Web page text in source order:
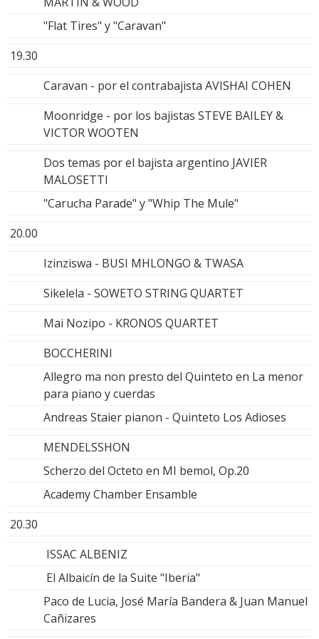
"Flat Tires" y "Caravan"
19.30
Caravan - por el contrabajista AVISHAI COHEN
Moonridge - por los bajistas STEVE BAILEY &
VICTOR WOOTEN
Dos temas por el bajista argentino JAVIER
MALOSETTI
"Carucha Parade" y "Whip The Mule"
20.00
Izinziswa - BUSI MHLONGO & TWASA
Sikelela - SOWETO STRING QUARTET
Mai Nozipo - KRONOS QUARTET
BOCCHERINI
Allegro ma non presto del Quinteto en La menor
para piano y cuerdas
Andreas Staier pianon - Quinteto Los Adioses
MENDELSSHON
Scherzo del Octeto en MI bemol, Op.20
Academy Chamber Ensamble
20.30
ISSAC ALBENIZ
El Albaicín de la Suite "Iberia"
Paco de Lucia, José María Bandera & Juan Manuel
Cañizares